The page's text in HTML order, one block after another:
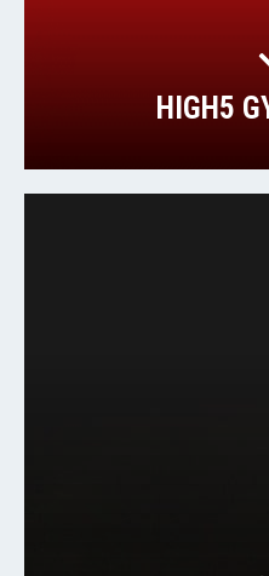
HIGH5